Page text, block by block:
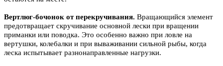
Вертлюг-бочонок от перекручивания. Вращающийся элемент
предотвращает скручивание основной лески при вращении
приманки или поводка. Это особенно важно при ловле на
вертушки, колебалки и при вываживании сильной рыбы, когда
леска испытывает разнонаправленные нагрузки.